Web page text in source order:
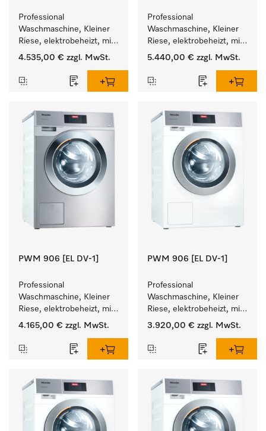
Professional
Waschmaschine, Kleiner
Riese, elektrobeheizt, mit
Ablaufventil und
Programmen.
Leistung 7 kg  in 49 min .
4.535,00 € zzgl. MwSt.
Professional
Waschmaschine, Kleiner
Riese, elektrobeheizt, mit
Ablaufpumpe und
Programmen.
Leistung 8 kg  in 49 min .
5.440,00 € zzgl. MwSt.
PWM 906 [EL DV-1]
Professional
Waschmaschine, Kleiner
Riese, elektrobeheizt, mit
Ablaufventil und
Programmen.
Leistung 6 kg  in 49 min .
4.165,00 € zzgl. MwSt.
PWM 906 [EL DV-1]
Professional
Waschmaschine, Kleiner
Riese, elektrobeheizt, mit
Ablaufventil und
Programmen.
Leistung 6 kg  in 49 min .
3.920,00 € zzgl. MwSt.